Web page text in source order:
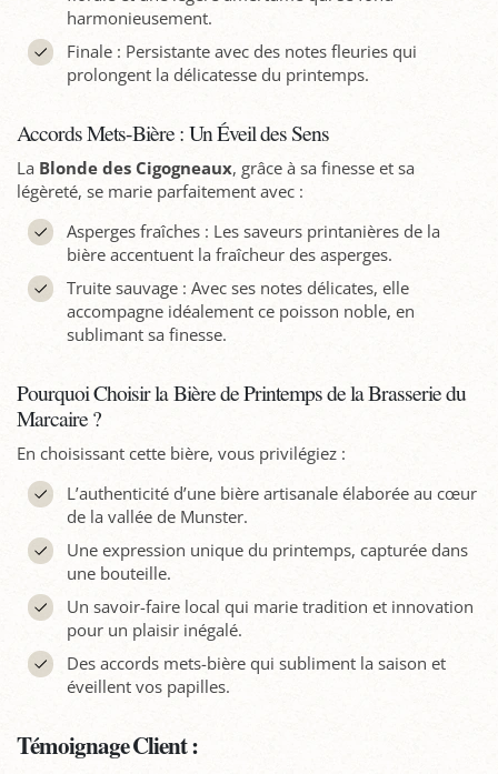
harmonieusement.
Finale : Persistante avec des notes fleuries qui
prolongent la délicatesse du printemps.
Accords Mets-Bière : Un Éveil des Sens
La Blonde des Cigogneaux, grâce à sa finesse et sa
légèreté, se marie parfaitement avec :
Asperges fraîches : Les saveurs printanières de la
bière accentuent la fraîcheur des asperges.
Truite sauvage : Avec ses notes délicates, elle
accompagne idéalement ce poisson noble, en
sublimant sa finesse.
Pourquoi Choisir la Bière de Printemps de la Brasserie du
Marcaire ?
En choisissant cette bière, vous privilégiez :
L’authenticité d’une bière artisanale élaborée au cœur
de la vallée de Munster.
Une expression unique du printemps, capturée dans
une bouteille.
Un savoir-faire local qui marie tradition et innovation
pour un plaisir inégalé.
Des accords mets-bière qui subliment la saison et
éveillent vos papilles.
Témoignage Client :